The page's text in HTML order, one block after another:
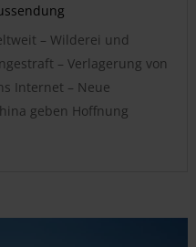
– Wilderei und
– Verlagerung von
Internet – Neue
geben Hoffnung